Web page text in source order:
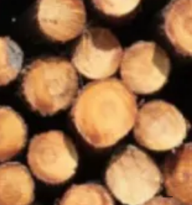
in uw eigen sauna.
liter schoonwater 5 ml. Saunageur toe
en hars creëren een heerlijk gevoel